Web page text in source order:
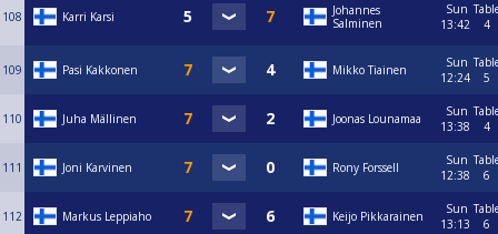
108 Karri Karsi
Johannes
Salminen
Sun
13:42
4
109 Pasi Kakkonen Mikko Tiainen
Sun
12:24
5
110 Juha Mällinen Joonas Lounamaa
Sun
13:38
4
111 Joni Karvinen Rony Forssell
Sun
12:38
6
112 Markus Leppiaho Keijo Pikkarainen
Sun
13:13
6